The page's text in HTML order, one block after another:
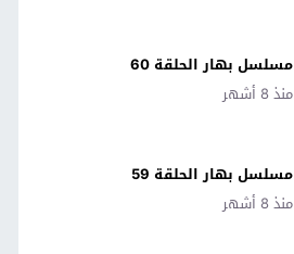
مسلسل بهار الحلقة 60
منذ 8 أشهر
مسلسل بهار الحلقة 59
منذ 8 أشهر